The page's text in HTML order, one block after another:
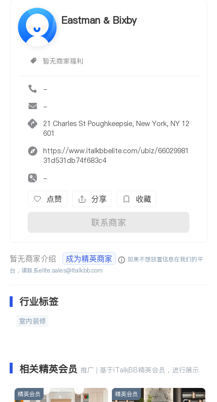
Eastman & Bixby
暂无商家福利
-
-
21 Charles St Poughkeepsie, New York, NY 12
601
https://www.italkbbelite.com/ubiz/66029981
31d531db74f683c4
-
点赞 分享 收藏
联系商家
暂无商家介绍 成为精英商家
如果不想放置信息在我们的平
台，请联系elite.sales@italkbb.com
行业标签
室内装修
相关精英会员 推广 | 基于iTalkBB精英会员，进行展示
精英会员 精英会员